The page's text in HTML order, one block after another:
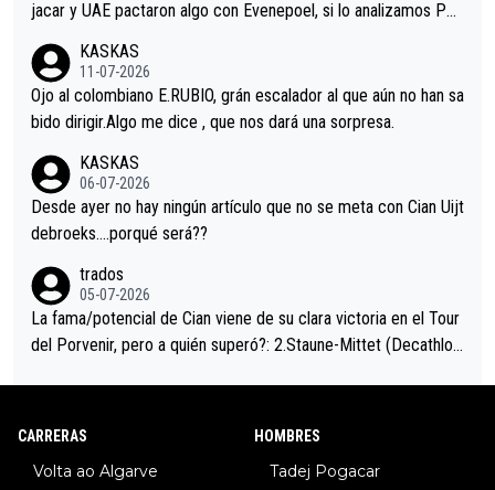
jacar y UAE pactaron algo con Evenepoel, si lo analizamos Poj
i sin pedalear, luego está el saludo con Evenepoel dándose la
mano de una manera muy fraternal, más allá de los típicos toqu
es en el hombro con que saludaba a Vingegard. Ahí hubo una in
eta, a ver si por querer poner a Del Toro con calzador en posi
ción de podio UAE y Pojacar se van complicar el tour.
KASKAS
11-07-2026
Ojo al colombiano E.RUBIO, grán escalador al que aún no han sa
bido dirigir.Algo me dice , que nos dará una sorpresa.
KASKAS
06-07-2026
Desde ayer no hay ningún artículo que no se meta con Cian Uijt
debroeks….porqué será??
trados
05-07-2026
La fama/potencial de Cian viene de su clara victoria en el Tour
del Porvenir, pero a quién superó?: 2.Staune-Mittet (Decathlon,
CARRERAS
Volta ao Algarve
HOMBRES
Tadej Pogacar